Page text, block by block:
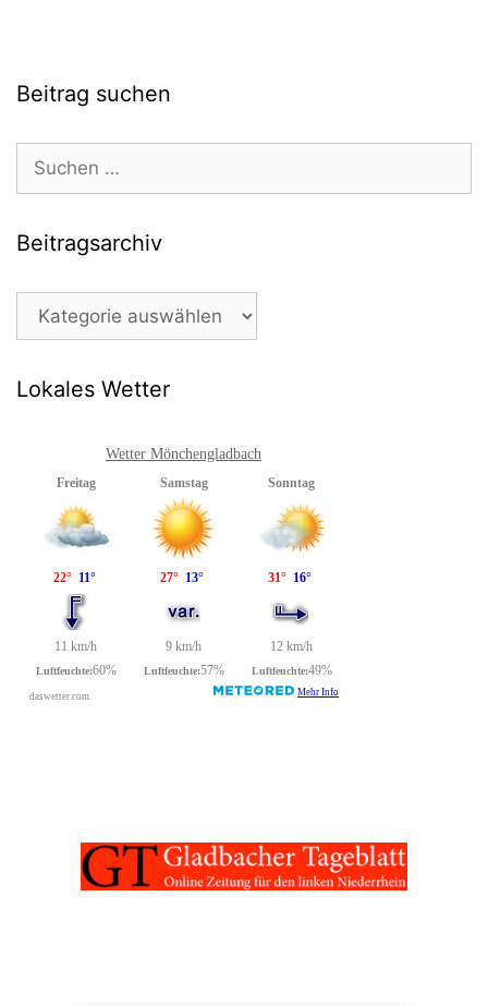
Beitrag suchen
nach:
Beitragsarchiv
Beitragsarchiv
Lokales Wetter
Wetter Mönchengladbach